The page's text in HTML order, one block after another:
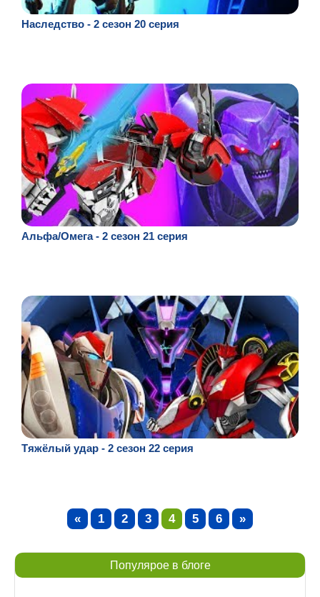
Наследство - 2 сезон 20 серия
Альфа/Омега - 2 сезон 21 серия
Тяжёлый удар - 2 сезон 22 серия
« 1 2 3 4 5 6 »
Популярое в блоге